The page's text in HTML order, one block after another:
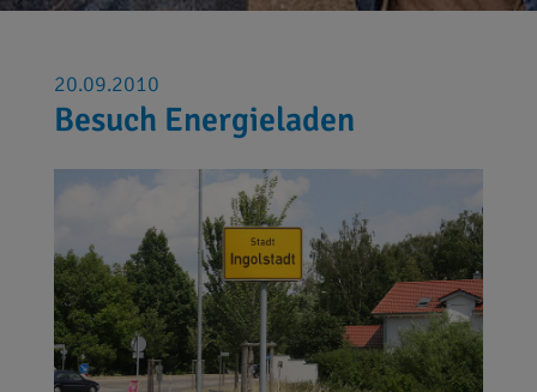
20.09.2010
Besuch Energieladen